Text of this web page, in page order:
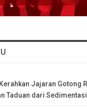
Jajaran Gotong
Taduan dari Sedimentasi